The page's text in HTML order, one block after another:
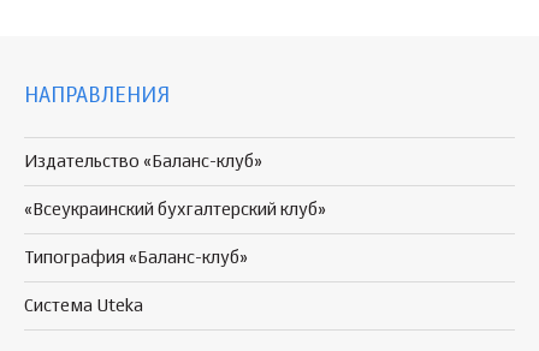
НАПРАВЛЕНИЯ
Издательство «Баланс-клуб»
«Всеукраинский бухгалтерский клуб»
Типография «Баланс-клуб»
Система Uteka